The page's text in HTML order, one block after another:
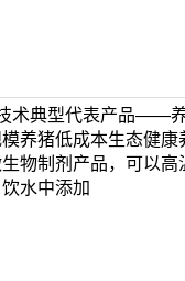
术典型代表产品——
养猪低成本生态健康
物制剂产品，可以高
水中添加